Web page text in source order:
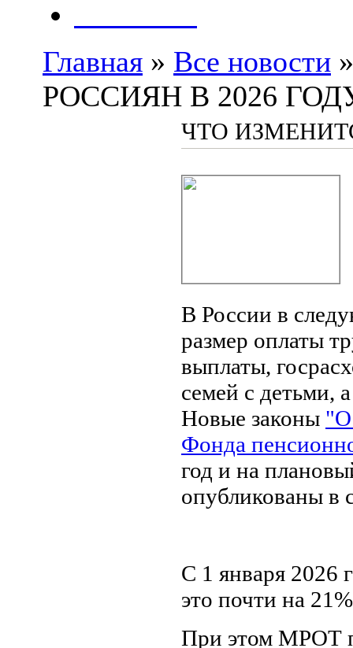
Главная » Все новости
РОССИЯН В 2026
ЧТО
В России в
размер оплаты
выплаты,
семей с детьми,
Новые законы "О
Фонда
год и на
опубликованы в
С 1 января 2026
это почти на
При этом МРОТ